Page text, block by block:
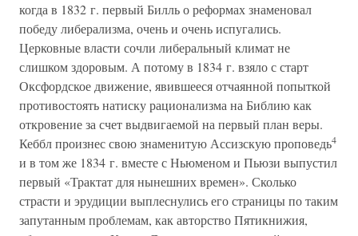
когда в 1832 г. первый Билль о реформах знаменовал
победу либерализма, очень и очень испугались.
Церковные власти сочли либеральный климат не
слишком здоровым. А потому в 1834 г. взяло с старт
Оксфордское движение, явившееся отчаянной попыткой
противостоять натиску рационализма на Библию как
откровение за счет выдвигаемой на первый план веры.
Кеббл произнес свою знаменитую Ассизскую проповедь4
и в том же 1834 г. вместе с Ньюменом и Пьюзи выпустил
первый «Трактат для нынешних времен». Сколько
страсти и эрудиции выплеснулись его страницы по таким
запутанным проблемам, как авторство Пятикнижия,